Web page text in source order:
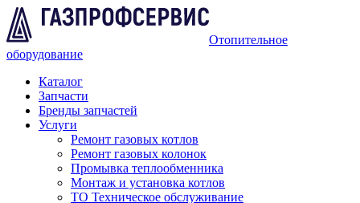
Отопительное
оборудование
Каталог
Запчасти
Бренды запчастей
Услуги
Ремонт газовых котлов
Ремонт газовых колонок
Промывка теплообменника
Монтаж и установка котлов
ТО Техническое обслуживание